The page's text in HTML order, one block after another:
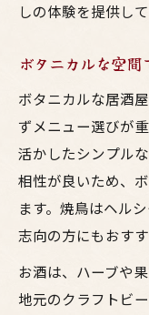
しの体験を提供して
ボタニカルな空
ボタニカルな居酒
ずメニュー選びが
活かしたシンプル
相性が良いため、
ます。焼鳥はヘル
志向の方にもおすす
お酒は、ハーブや
地元のクラフトビ